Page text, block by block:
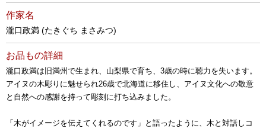
作家名
瀧口政満 (たきぐち まさみつ)
お品もの詳細
瀧口政満は旧満州で生まれ、山梨県で育ち、3歳の時に聴力を失います。
アイヌの木彫りに魅せられ26歳で北海道に移住し、アイヌ文化への敬意
と自然への感謝を持って彫刻に打ち込みました。
「木がイメージを伝えてくれるのです」と語ったように、木と対話しコ